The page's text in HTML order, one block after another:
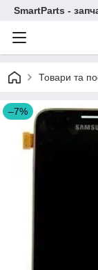
SmartParts -
Товари та
–7%